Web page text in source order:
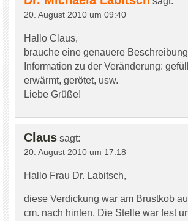
20. August 2010 um 09:40
Hallo Claus,
brauche eine genauere
Information zu der Veränderung:
erwärmt, gerötet, usw.
Liebe Grüße!
Claus sagt:
20. August 2010 um 17:18
Hallo Frau Dr. Labitsch,
diese Verdickung war am Brustkob
cm. nach hinten. Die Stelle war fest